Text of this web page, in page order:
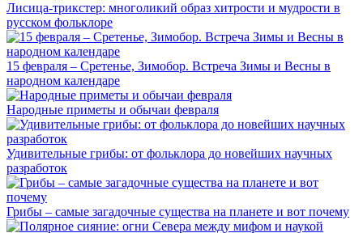
Лисица-трикстер: многоликий образ хитрости и мудрости в
русском фольклоре
15 февраля – Сретенье, Зимобор. Встреча Зимы и Весны в
народном календаре
Народные приметы и обычаи февраля
Удивительные грибы: от фольклора до новейших научных
разработок
Грибы – самые загадочные существа на планете и вот почему